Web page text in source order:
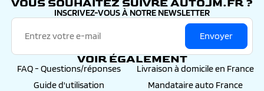
VOUS SOUHAITEZ SUIVRE AUTOJM.FR ?
INSCRIVEZ-VOUS À NOTRE NEWSLETTER
Envoyer
VOIR ÉGALEMENT
FAQ - Questions/réponses
Livraison à domicile en France
Guide d'utilisation
Mandataire auto France